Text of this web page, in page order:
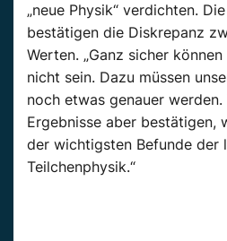
„neue Physik“ verdichten.
bestätigen die Diskrepanz
Werten. „Ganz sicher
nicht sein. Dazu müssen
noch etwas genauer werden.
Ergebnisse aber bestätigen,
der wichtigsten Befunde der
Teilchenphysik.“